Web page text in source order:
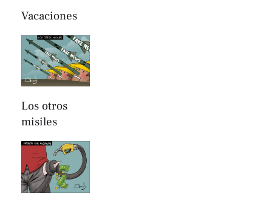
Vacaciones
Los otros
misiles